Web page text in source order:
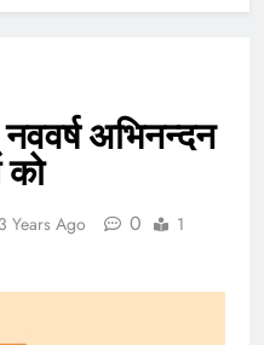
अभिनन्दन
को
3 Years Ago 0
1